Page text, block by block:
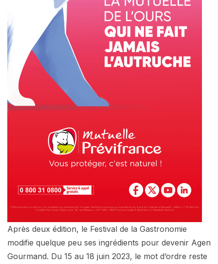
Après deux édition, le Festival de la Gastronomie
modifie quelque peu ses ingrédients pour devenir Agen
Gourmand. Du 15 au 18 juin 2023, le mot d’ordre reste